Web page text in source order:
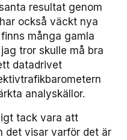
resultat genom
också väckt nya
många gamla
tror skulle må bra
datadrivet
analyskällor.
tack vara att
det visar varför det är